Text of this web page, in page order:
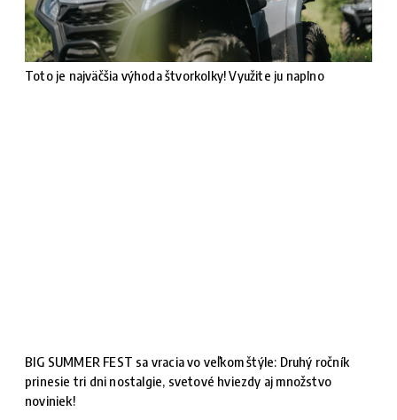
Toto je najväčšia výhoda štvorkolky! Využite ju naplno
BIG SUMMER FEST sa vracia vo veľkom štýle: Druhý ročník
prinesie tri dni nostalgie, svetové hviezdy aj množstvo
noviniek!